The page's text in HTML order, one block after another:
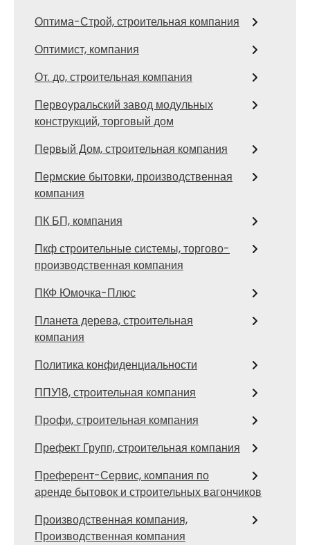
Оптима-Строй, строительная компания
Оптимист, компания
От. до, строительная компания
Первоуральский завод модульных
конструкций, торговый дом
Первый Дом, строительная компания
Пермские бытовки, производственная
компания
ПК БП, компания
Пкф строительные системы, торгово-
производственная компания
ПКФ Юмочка-Плюс
Планета дерева, строительная
компания
Политика конфиденциальности
ППУ18, строительная компания
Прoфи, строительная компания
Префект Групп, строительная компания
Преферент-Сервис, компания по
аренде бытовок и строительных вагончиков
Производственная компания,
Производственная компания